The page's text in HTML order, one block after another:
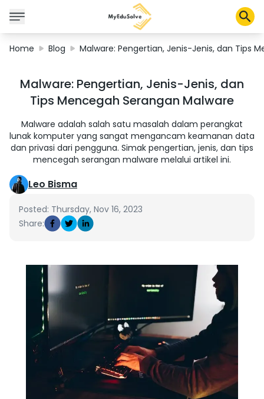
Corporate Solutions
Certifications
Programs
About Us
My Cart
Home Blog Malware: Pengertian, Jenis-Jenis, dan Tips
Malware: Pengertian, Jenis-Jenis, dan
Tips Mencegah Serangan Malware
Malware adalah salah satu masalah dalam perangkat
lunak komputer yang sangat mengancam keamanan data
dan privasi dari pengguna. Simak pengertian, jenis, dan tips
mencegah serangan malware melalui artikel ini.
Leo Bisma
Posted: Thursday, Nov 16, 2023
Share: